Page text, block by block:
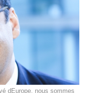
dEurope, nous sommes